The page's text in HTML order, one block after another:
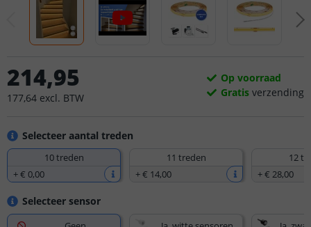
Selecteer aantal treden
10 treden
+€ 0,00
11 treden
+€ 14,00
12
+€ 28,00
Selecteer sensor
214,95
177,64 excl. BTW
Op voorraad
Gratis verzending